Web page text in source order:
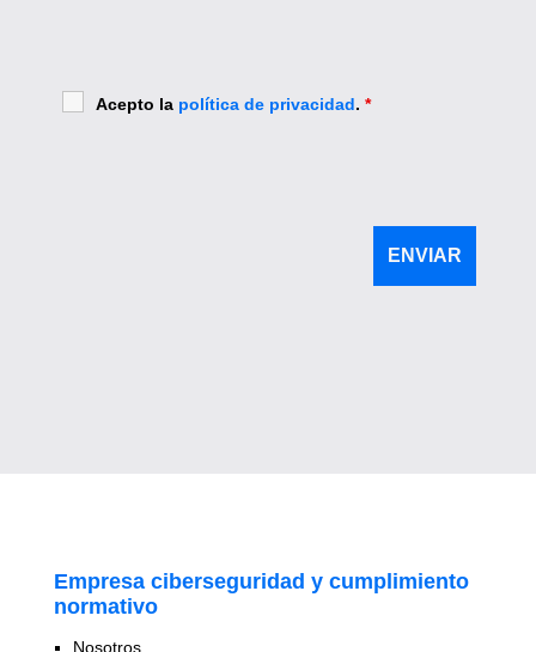
Acepto la política de privacidad. *
Empresa ciberseguridad y cumplimiento
normativo
Nosotros